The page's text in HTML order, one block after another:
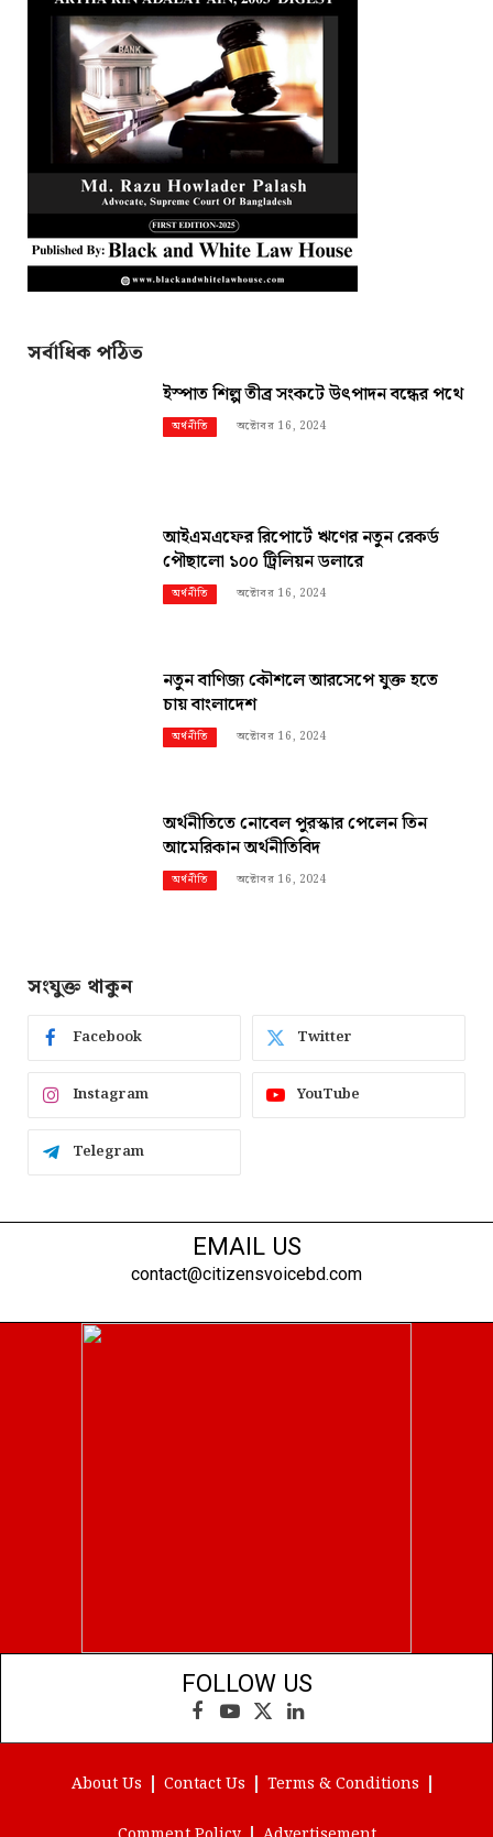
সর্বাধিক পঠিত
ইস্পাত শিল্প তীব্র সংকটে উৎপাদন বন্ধের পথে
অর্থনীতি অক্টোবর 16, 2024
আইএমএফের রিপোর্টে ঋণের নতুন রেকর্ড
পৌছালো ১০০ ট্রিলিয়ন ডলারে
অর্থনীতি অক্টোবর 16, 2024
নতুন বাণিজ্য কৌশলে আরসেপে যুক্ত হতে
চায় বাংলাদেশ
অর্থনীতি অক্টোবর 16, 2024
অর্থনীতিতে নোবেল পুরস্কার পেলেন তিন
আমেরিকান অর্থনীতিবিদ
অর্থনীতি অক্টোবর 16, 2024
সংযুক্ত থাকুন
Facebook Twitter
Instagram YouTube
Telegram
EMAIL US
contact@citizensvoicebd.com
FOLLOW US
Facebook
YouTube
X
(Twitter)
LinkedIn
About Us Contact Us Terms & Conditions